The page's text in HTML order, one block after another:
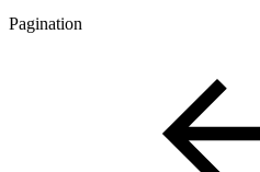
Pagination